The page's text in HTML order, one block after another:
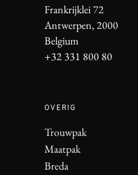
Frankrijklei 72
Antwerpen, 2000
Belgium
+32 331 800 80
OVERIG
Trouwpak
Maatpak
Breda